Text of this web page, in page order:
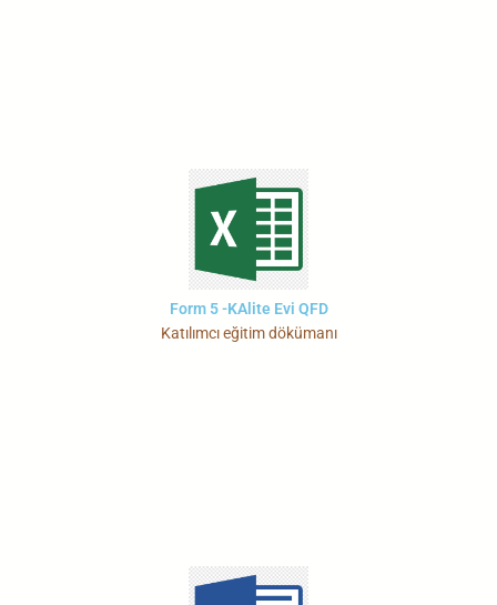
Form 5 -KAlite Evi QFD
Katılımcı eğitim dökümanı